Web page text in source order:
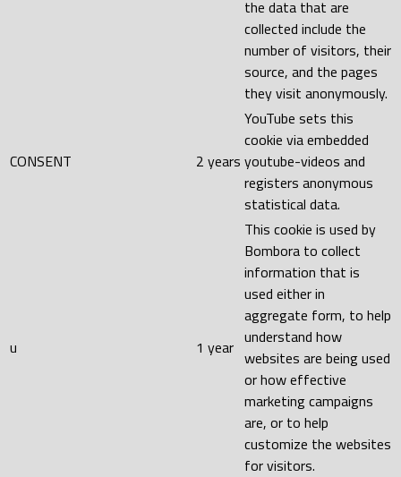
the data that are
collected include the
number of visitors, their
source, and the pages
they visit anonymously.
CONSENT 2 years
YouTube sets this
cookie via embedded
youtube-videos and
registers anonymous
statistical data.
u 1 year
This cookie is used by
Bombora to collect
information that is
used either in
aggregate form, to help
understand how
websites are being used
or how effective
marketing campaigns
are, or to help
customize the websites
for visitors.